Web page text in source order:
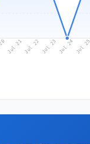
Jul 21Jul 22 Jul 23 Jul 24 Jul 25